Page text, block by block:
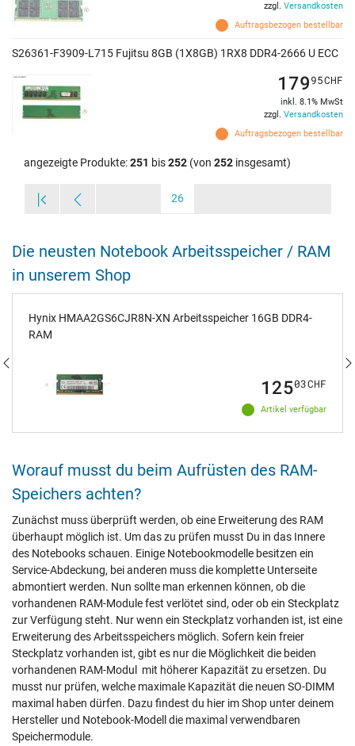
Auftragsbezogen bestellbar
zzgl. Versandkosten
S26361-F3909-L715 Fujitsu 8GB (1X8GB) 1RX8 DDR4-2666 U ECC
Auftragsbezogen bestellbar
17995CHF
inkl. 8.1% MwSt
zzgl. Versandkosten
angezeigte Produkte:251 bis252 (von 252 insgesamt)
26
Die neusten Notebook Arbeitsspeicher / RAM
in unserem Shop
Hynix HMAA2GS6CJR8N-XN Arbeitsspeicher 16GB DDR4-
RAM
Artikel verfügbar
12503CHF
Worauf musst du beim Aufrüsten des RAM-
Speichers achten?
Zunächst muss überprüft werden, ob eine Erweiterung des RAM
überhaupt möglich ist. Um das zu prüfen musst Du in das Innere
des Notebooks schauen. Einige Notebookmodelle besitzen ein
Service-Abdeckung, bei anderen muss die komplette Unterseite
abmontiert werden. Nun sollte man erkennen können, ob die
vorhandenen RAM-Module fest verlötet sind, oder ob ein Steckplatz
zur Verfügung steht. Nur wenn ein Steckplatz vorhanden ist, ist eine
Erweiterung des Arbeitsspeichers möglich. Sofern kein freier
Steckplatz vorhanden ist, gibt es nur die Möglichkeit die beiden
vorhandenen RAM-Modul mit höherer Kapazität zu ersetzen. Du
musst nur prüfen, welche maximale Kapazität die neuen SO-DIMM
maximal haben dürfen. Dazu findest du hier im Shop unter deinem
Hersteller und Notebook-Modell die maximal verwendbaren
Speichermodule.